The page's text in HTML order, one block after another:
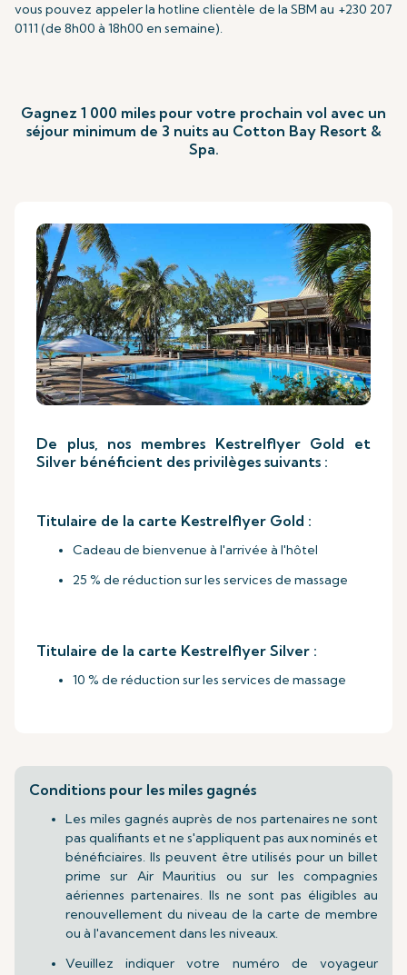
vous pouvez appeler la hotline clientèle de la SBM au +230 207
0111 (de 8h00 à 18h00 en semaine).
Gagnez 1 000 miles pour votre prochain vol avec un
séjour minimum de 3 nuits au Cotton Bay Resort &
Spa.
De plus, nos membres Kestrelflyer Gold et
Silver bénéficient des privilèges suivants :
Titulaire de la carte Kestrelflyer Gold :
Cadeau de bienvenue à l'arrivée à l'hôtel
25 % de réduction sur les services de massage
Titulaire de la carte Kestrelflyer Silver :
10 % de réduction sur les services de massage
Conditions pour les miles gagnés
Les miles gagnés auprès de nos partenaires ne sont
pas qualifiants et ne s'appliquent pas aux nominés et
bénéficiaires. Ils peuvent être utilisés pour un billet
prime sur Air Mauritius ou sur les compagnies
aériennes partenaires. Ils ne sont pas éligibles au
renouvellement du niveau de la carte de membre
ou à l'avancement dans les niveaux.
Veuillez indiquer votre numéro de voyageur